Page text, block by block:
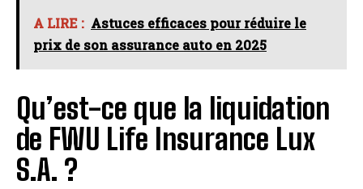
A LIRE : Astuces efficaces pour réduire le
prix de son assurance auto en 2025
Qu’est-ce que la liquidation
de FWU Life Insurance Lux
S.A. ?